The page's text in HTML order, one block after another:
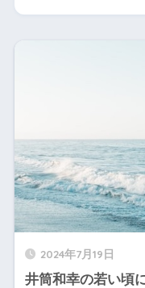
2024年7月19日
井筒和幸の若い頃